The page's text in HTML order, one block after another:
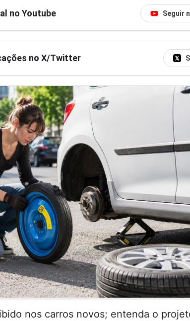
no Youtube Seguir
no X/Twitter
nos carros novos; entenda o